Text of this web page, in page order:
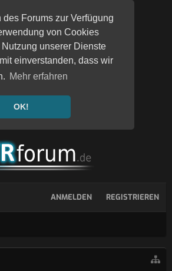
Forums zur Verfügung
von Cookies
unserer Dienste
einverstanden, dass wir
Mehr erfahren
OK!
ANMELDEN REGISTRIEREN